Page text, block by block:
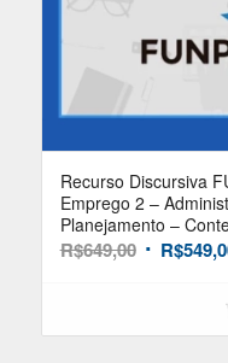
Recurso Discursiva
Emprego 2 –
Planejamento –
R$649,00 O
era:
R$